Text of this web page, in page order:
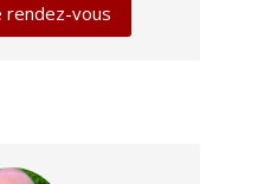
rendez-vous